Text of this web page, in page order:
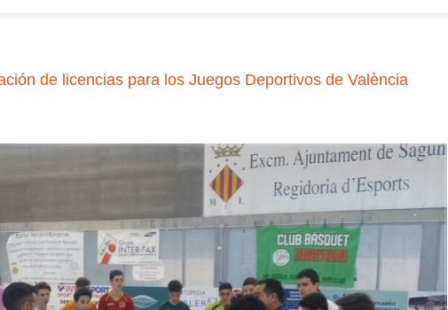
de licencias para los Juegos Deportivos de València